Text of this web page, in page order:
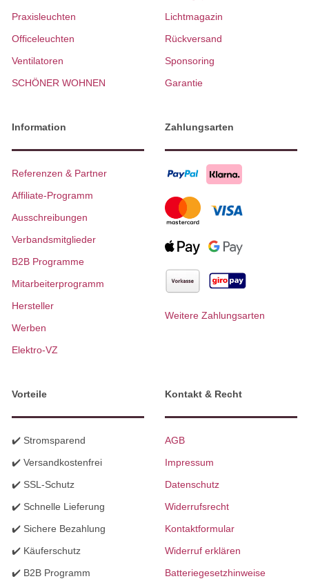
Praxisleuchten
Officeleuchten
Ventilatoren
SCHÖNER WOHNEN
Lichtmagazin
Rückversand
Sponsoring
Garantie
Information
Referenzen & Partner
Affiliate-Programm
Ausschreibungen
Verbandsmitglieder
B2B Programme
Mitarbeiterprogramm
Hersteller
Werben
Elektro-VZ
Zahlungsarten
Weitere Zahlungsarten
Vorteile
✔️ Stromsparend
✔️ Versandkostenfrei
✔️ SSL-Schutz
✔️ Schnelle Lieferung
✔️ Sichere Bezahlung
✔️ Käuferschutz
✔️ B2B Programm
Kontakt & Recht
AGB
Impressum
Datenschutz
Widerrufsrecht
Kontaktformular
Widerruf erklären
Batteriegesetzhinweise